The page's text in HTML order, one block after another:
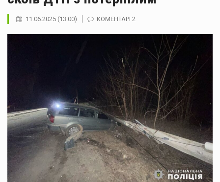
11.06.2025 (13:00) КОМЕНТАРІ 2